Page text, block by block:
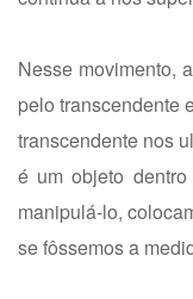
Nesse movimento,
pelo transcendente
transcendente nos
é um objeto
manipulá-lo,
se fôssemos a